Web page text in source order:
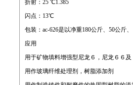
折射：25 ℃1.385
闪点：13℃
包装：ac-626是以净重180公斤、50公斤
应用
用于矿物填料增强型尼龙６，尼龙６６
用作玻璃纤维处理剂，树脂添加剂